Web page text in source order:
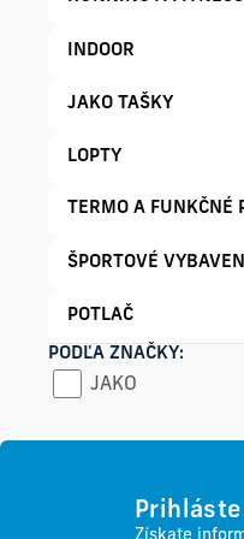
INDOOR
JAKO TAŠKY
LOPTY
TERMO A FUNKČNÉ
ŠPORTOVÉ
POTLAČ
PODĽA ZNAČKY:
JAKO